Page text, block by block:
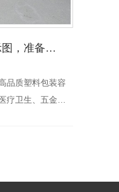
100-800L储藏塑料桶效果展示图，准备发货中！
品质塑料包装容
疗卫生、五金、
89...